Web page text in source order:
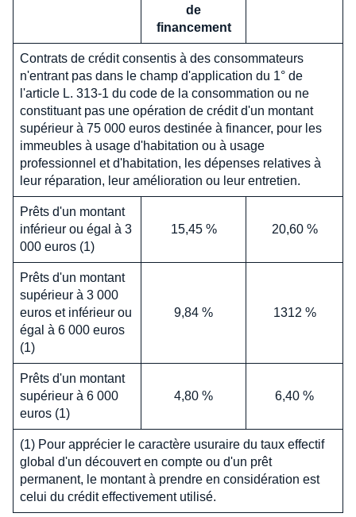
de
financement
Contrats de crédit consentis à des consommateurs
n'entrant pas dans le champ d'application du 1° de
l'article L. 313-1 du code de la consommation ou ne
constituant pas une opération de crédit d'un montant
supérieur à 75 000 euros destinée à financer, pour les
immeubles à usage d'habitation ou à usage
professionnel et d'habitation, les dépenses relatives à
leur réparation, leur amélioration ou leur entretien.
Prêts d'un montant
inférieur ou égal à 3
000 euros (1)
15,45 % 20,60 %
Prêts d'un montant
supérieur à 3 000
euros et inférieur ou
égal à 6 000 euros
(1)
9,84 % 1312 %
Prêts d'un montant
supérieur à 6 000
euros (1)
4,80 % 6,40 %
(1) Pour apprécier le caractère usuraire du taux effectif
global d'un découvert en compte ou d'un prêt
permanent, le montant à prendre en considération est
celui du crédit effectivement utilisé.